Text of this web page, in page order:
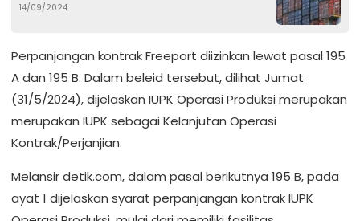
14/09/2024
Perpanjangan kontrak Freeport diizinkan lewat pasal 195
A dan 195 B. Dalam beleid tersebut, dilihat Jumat
(31/5/2024), dijelaskan IUPK Operasi Produksi merupakan
merupakan IUPK sebagai Kelanjutan Operasi
Kontrak/Perjanjian.
Melansir detik.com, dalam pasal berikutnya 195 B, pada
ayat 1 dijelaskan syarat perpanjangan kontrak IUPK